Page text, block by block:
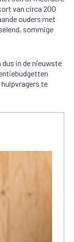
van circa 200
ouders met
sommige
in de nieuwste
te